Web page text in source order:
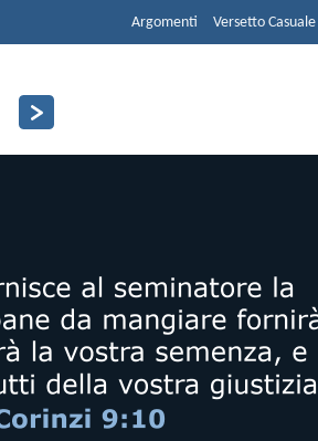
Argomenti Versetto Casuale